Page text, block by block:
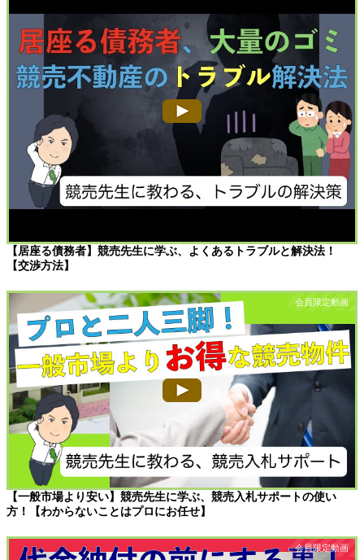
【居座る債務者】競売先生に学ぶ、よくあるトラブルと解決法！
【交渉方法】
【一般市場より安い】競売先生に学ぶ、競売入札サポートの使い
方！【わからないことはプロにお任せ】